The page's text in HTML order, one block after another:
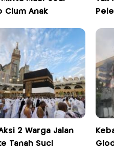
Cium Anak
2 Warga Jalan
Tanah Suci